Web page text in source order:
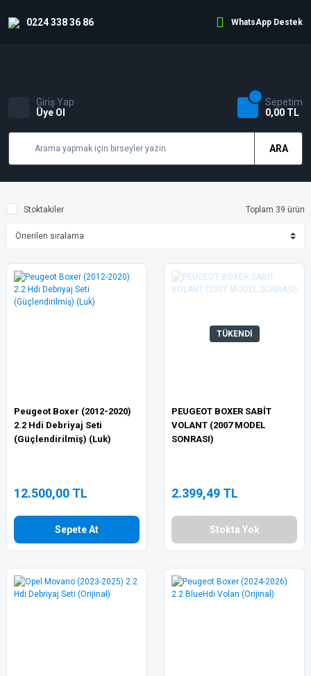
0224 338 36 86 WhatsApp Destek
ARA
Giriş Yap
Üye Ol
Sepetim
0,00 TL
Stoktakiler Toplam 39 ürün
Peugeot Boxer (2012-2020)
2.2 Hdi Debriyaj Seti
(Güçlendirilmiş) (Luk)
12.500,00 TL
Sepete At
TÜKENDİ
PEUGEOT BOXER SABİT
VOLANT (2007 MODEL
SONRASI)
2.399,49 TL
Stokta Yok